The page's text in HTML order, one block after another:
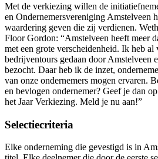
Met de verkiezing willen de
en Ondernemersvereniging Amstelveen
waardering geven die zij verdienen.
Floor Gordon: “Amstelveen heeft meer
met een grote verscheidenheid. Ik heb al
bedrijventours gedaan door Amstelveen
bezocht. Daar heb ik de inzet,
van onze ondernemers mogen ervaren.
en bevlogen ondernemer? Geef je dan
het Jaar Verkiezing. Meld je nu aan!”
Selectiecriteria
Elke onderneming die gevestigd is in